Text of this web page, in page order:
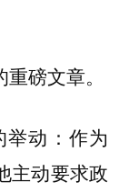
磅文章。
举动：作为
主动要求政